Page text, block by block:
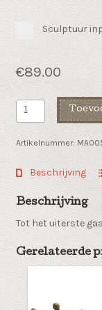
Sculptuur
€89.00
Sport
sculptuur
hoog
aantal
Artikelnummer:
Beschrijving
Beschrijving
Tot het uiterste
Gerelateerde